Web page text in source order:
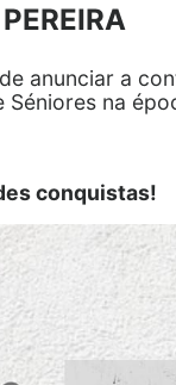
anunciar a
Séniores na
conquistas!